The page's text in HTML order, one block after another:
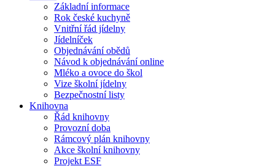
Základní informace
Rok české kuchyně
Vnitřní řád jídelny
Jídelníček
Objednávání obědů
Návod k objednávání online
Mléko a ovoce do škol
Vize školní jídelny
Bezpečnostní listy
Knihovna
Řád knihovny
Provozní doba
Rámcový plán knihovny
Akce školní knihovny
Projekt ESF